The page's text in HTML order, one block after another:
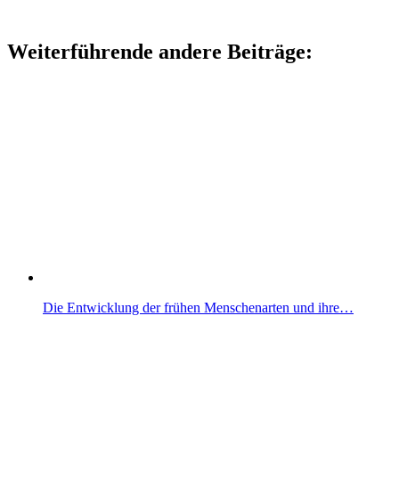
Weiterführende andere Beiträge:
Die Entwicklung der frühen Menschenarten und ihre…